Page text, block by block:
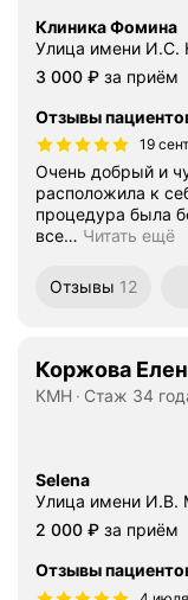
Клиника Фомина
Улица имени И.С.
Цена
3000
3 000 ₽ за приём
Отзывы
19
Очень добрый и
расположила к
процедура была
все… Читать ещё
Отзывы 12
Коржова
КМН Стаж 34
Selena
Улица имени И.В.
Цена
2000
2 000 ₽ за приём
Отзывы